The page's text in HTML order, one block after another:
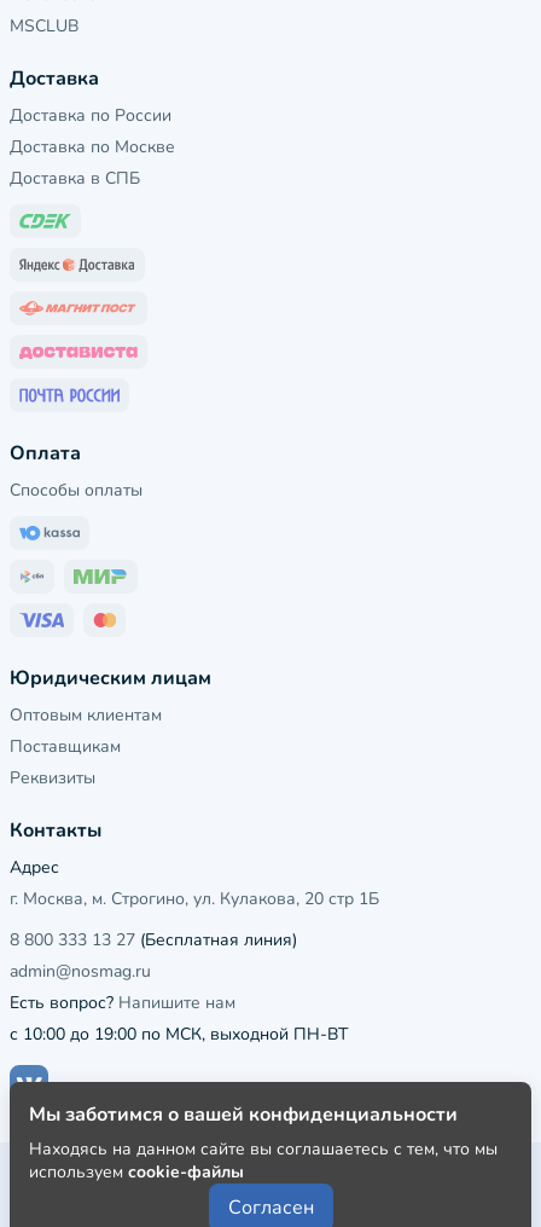
MSCLUB
Доставка
Доставка по России
Доставка по Москве
Доставка в СПБ
Оплата
Способы оплаты
Юридическим лицам
Оптовым клиентам
Поставщикам
Реквизиты
Контакты
Адрес
г. Москва, м. Строгино, ул. Кулакова, 20 стр 1Б
8 800 333 13 27 (Бесплатная линия)
admin@nosmag.ru
Есть вопрос? Напишите нам
с 10:00 до 19:00 по МСК, выходной ПН-ВТ
Публичная оферта
Пользовательское соглашение
Мы заботимся о вашей конфиденциальности
Находясь на данном сайте вы соглашаетесь с тем, что мы
используем cookie-файлы
Согласен